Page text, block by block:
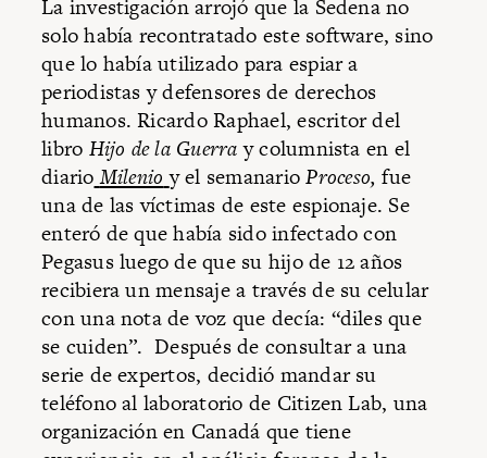
La investigación arrojó que la Sedena no
solo había recontratado este software, sino
que lo había utilizado para espiar a
periodistas y defensores de derechos
humanos. Ricardo Raphael, escritor del
libro Hijo de la Guerray columnista en el
diario Milenio y el semanarioProceso,fue
una de las víctimas de este espionaje. Se
enteró de que había sido infectado con
Pegasus luego de que su hijo de 12 años
recibiera un mensaje a través de su celular
con una nota de voz que decía: “diles que
se cuiden”. Después de consultar a una
serie de expertos, decidió mandar su
teléfono al laboratorio de Citizen Lab, una
organización en Canadá que tiene